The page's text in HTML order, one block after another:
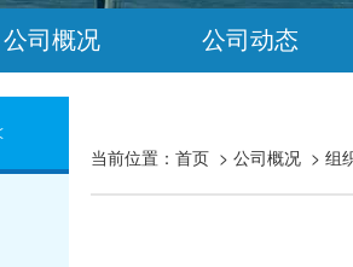
公司概况 公司动态
当前位置： 首页 > 公司概况 > 组